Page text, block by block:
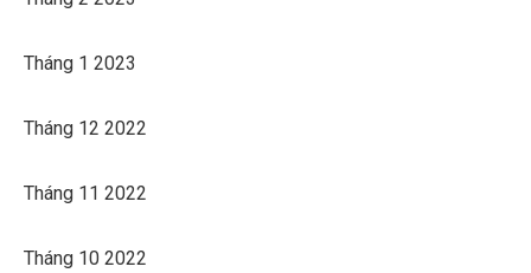
Tháng 1 2023
Tháng 12 2022
Tháng 11 2022
Tháng 10 2022